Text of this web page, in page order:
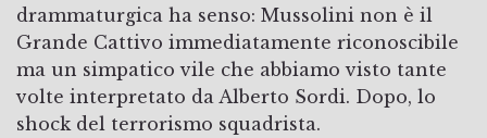
drammaturgica ha senso: Mussolini non è il
Grande Cattivo immediatamente riconoscibile
ma un simpatico vile che abbiamo visto tante
volte interpretato da Alberto Sordi. Dopo, lo
shock del terrorismo squadrista.